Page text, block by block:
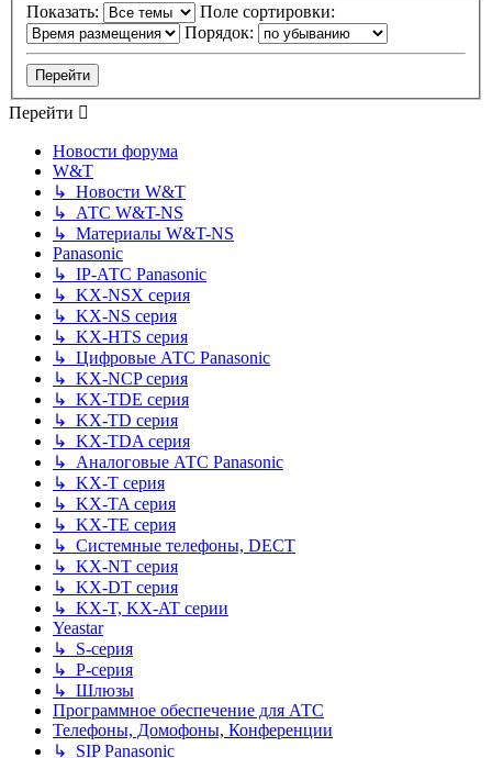
Показать:
Поле сортировки:
Порядок:
Перейти
Новости форума
W&T
↳ Новости W&T
↳ АТС W&T-NS
↳ Материалы W&T-NS
Panasonic
↳ IP-АТС Panasonic
↳ KX-NSX серия
↳ KX-NS серия
↳ KX-HTS серия
↳ Цифровые АТС Panasonic
↳ KX-NCP серия
↳ KX-TDE серия
↳ KX-TD серия
↳ KX-TDA серия
↳ Аналоговые АТС Panasonic
↳ KX-T серия
↳ KX-TA серия
↳ KX-TE серия
↳ Системные телефоны, DECT
↳ KX-NT серия
↳ KX-DT серия
↳ KX-T, KX-AT серии
Yeastar
↳ S-серия
↳ P-серия
↳ Шлюзы
Программное обеспечение для АТС
Телефоны, Домофоны, Конференции
↳ SIP Panasonic